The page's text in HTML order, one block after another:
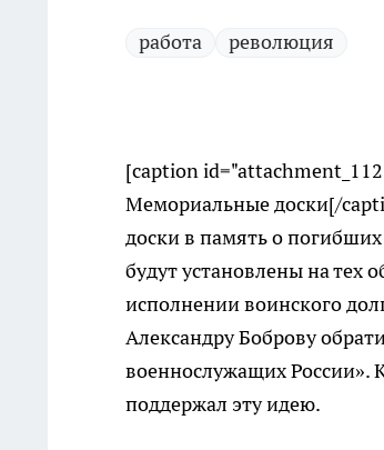
работа революция
[caption
Мемориальные доски[/
доски в память о
будут установлены на тех
исполнении воинского
Александру Боброву
военнослужащих России».
поддержал эту идею.